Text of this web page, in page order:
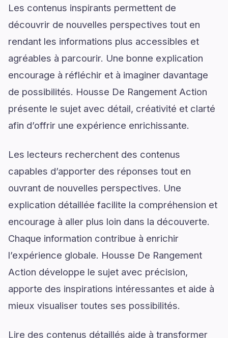
Les contenus inspirants permettent de
découvrir de nouvelles perspectives tout en
rendant les informations plus accessibles et
agréables à parcourir. Une bonne explication
encourage à réfléchir et à imaginer davantage
de possibilités. Housse De Rangement Action
présente le sujet avec détail, créativité et clarté
afin d’offrir une expérience enrichissante.
Les lecteurs recherchent des contenus
capables d’apporter des réponses tout en
ouvrant de nouvelles perspectives. Une
explication détaillée facilite la compréhension et
encourage à aller plus loin dans la découverte.
Chaque information contribue à enrichir
l’expérience globale. Housse De Rangement
Action développe le sujet avec précision,
apporte des inspirations intéressantes et aide à
mieux visualiser toutes ses possibilités.
Lire des contenus détaillés aide à transformer